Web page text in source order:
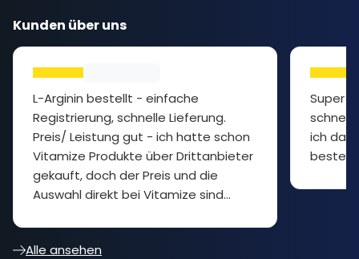
Kunden über uns
L-Arginin bestellt - einfache
Registrierung, schnelle Lieferung.
Preis/ Leistung gut - ich hatte schon
Vitamize Produkte über Drittanbieter
gekauft, doch der Preis und die
Auswahl direkt bei Vitamize sind
Super
ich das
Alle ansehen